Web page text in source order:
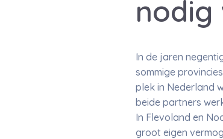
nodig
In de jaren
sommige
plek in Nederland
beide partners
In Flevoland en
groot eigen